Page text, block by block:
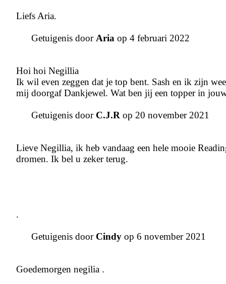
Liefs Aria.
Getuigenis doorAria op 4 februari 2022
Hoi hoi Negillia
Ik wil even zeggen dat je top bent. Sash en ik zijn
mij doorgaf Dankjewel. Wat ben jij een topper in
Getuigenis door C.J.R op 20 november 2021
Lieve Negillia, ik heb vandaag een hele mooie
dromen. Ik bel u zeker terug.
.
Getuigenis door Cindy op 6 november 2021
Goedemorgen negilia .